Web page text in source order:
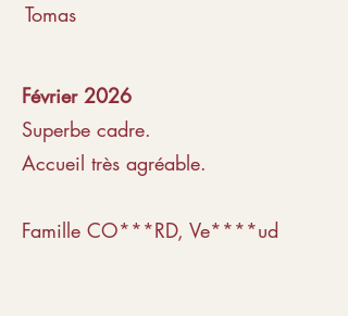
Tomas
Février 2026
Superbe cadre.
Accueil très agréable.
Famille CO***RD, Ve****ud